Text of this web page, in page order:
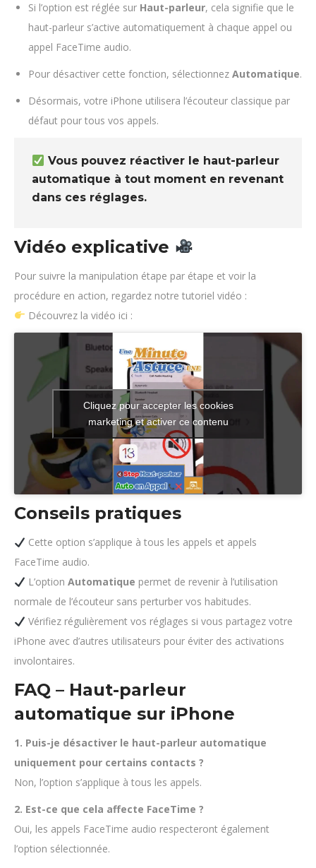
Si l’option est réglée sur Haut-parleur, cela signifie que le
haut-parleur s’active automatiquement à chaque appel ou
appel FaceTime audio.
Pour désactiver cette fonction, sélectionnez Automatique.
Désormais, votre iPhone utilisera l’écouteur classique par
défaut pour tous vos appels.
Vous pouvez réactiver le haut-parleur
automatique à tout moment en revenant
dans ces réglages.
Vidéo explicative
Pour suivre la manipulation étape par étape et voir la
procédure en action, regardez notre tutoriel vidéo :
Découvrez la vidéo ici :
Cliquez pour accepter les cookies
marketing et activer ce contenu
Conseils pratiques
Cette option s’applique à tous les appels et appels
FaceTime audio.
L’option Automatique permet de revenir à l’utilisation
normale de l’écouteur sans perturber vos habitudes.
Vérifiez régulièrement vos réglages si vous partagez votre
iPhone avec d’autres utilisateurs pour éviter des activations
involontaires.
FAQ – Haut-parleur
automatique sur iPhone
1. Puis-je désactiver le haut-parleur automatique
uniquement pour certains contacts ?
Non, l’option s’applique à tous les appels.
2. Est-ce que cela affecte FaceTime ?
Oui, les appels FaceTime audio respecteront également
l’option sélectionnée.